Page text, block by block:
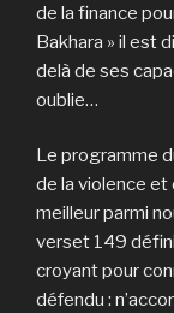
de la finance
Bakhara » il est
delà de ses
oublie…
Le programme
de la violence et
meilleur parmi
verset 149
croyant pour
défendu :